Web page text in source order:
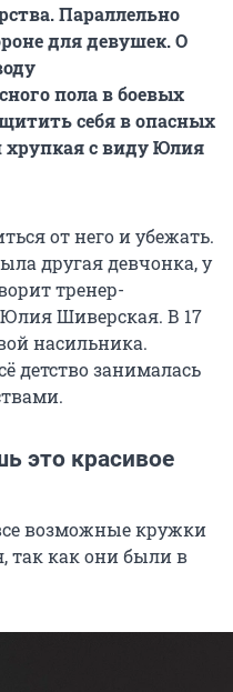
Параллельно
для девушек. О
пола в боевых
себя в опасных
с виду Юлия
от него и убежать.
другая девчонка, у
тренер-
Юлия Шиверская. В 17
насильника.
детство занималась
это красивое
возможные кружки
так как они были в